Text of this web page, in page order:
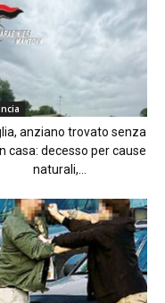
anziano trovato senza
casa: decesso per cause
naturali,...